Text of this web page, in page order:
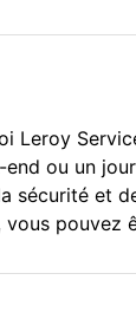
Leroy
ou un
sécurité et
pouvez